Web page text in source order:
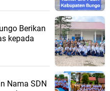
Berikan
kepada
Nama SDN